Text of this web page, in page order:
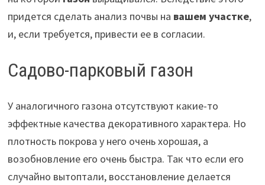
придется сделать анализ почвы на вашем участке,
и, если требуется, привести ее в согласии.
Cадово-парковый газон
У аналогичного газона отсутствуют какие-то
эффектные качества декоративного характера. Но
плотность покрова у него очень хорошая, а
возобновление его очень быстра. Так что если его
случайно вытоптали, восстановление делается